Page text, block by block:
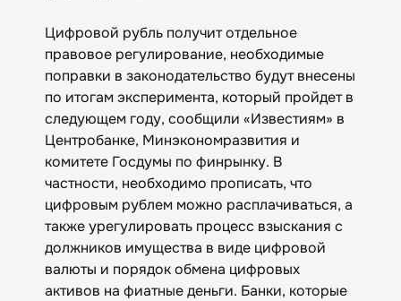
Цифровой рубль получит отдельное
правовое регулирование, необходимые
поправки в законодательство будут внесены
по итогам эксперимента, который пройдет в
следующем году, сообщили «Известиям» в
Центробанке, Минэкономразвития и
комитете Госдумы по финрынку. В
частности, необходимо прописать, что
цифровым рублем можно расплачиваться, а
также урегулировать процесс взыскания с
должников имущества в виде цифровой
валюты и порядок обмена цифровых
активов на фиатные деньги. Банки, которые